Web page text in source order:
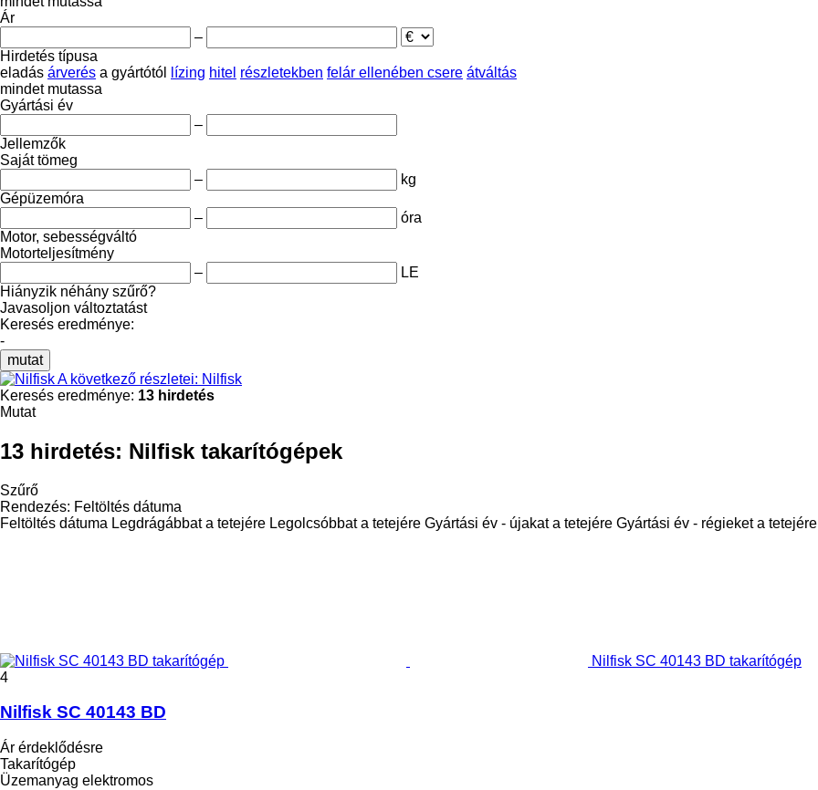
Ár
–
Hirdetés típusa
eladás árverés a gyártótól lízing hitel részletekben felár ellenében csere átváltás
mindet mutassa
Gyártási év
–
Jellemzők
Saját tömeg
–
kg
Gépüzemóra
–
óra
Motor, sebességváltó
Motorteljesítmény
–
LE
Hiányzik néhány szűrő?
Javasoljon változtatást
Keresés eredménye:
-
mutat
A következő részletei: Nilfisk
Keresés eredménye: 13 hirdetés
Mutat
13 hirdetés: Nilfisk takarítógépek
Szűrő
Rendezés: Feltöltés dátuma
Feltöltés dátuma Legdrágábbat a tetejére Legolcsóbbat a tetejére Gyártási év - újakat a tetejére Gyártási év - régieket a tetejére
Nilfisk SC 40143 BD takarítógép
4
Nilfisk SC 40143 BD
Ár érdeklődésre
Takarítógép
Üzemanyag elektromos